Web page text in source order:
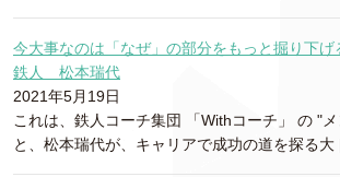
今大事なのは「なぜ」の部分をもっと掘り下
鉄人 松本瑞代
2021年5月19日
これは、鉄人コーチ集団 「Withコーチ」 の "
と、松本瑞代が、キャリアで成功の道を探る